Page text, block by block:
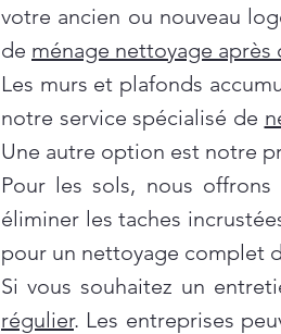
votre ancien ou nouveau
de ménage nettoyage après
Les murs et plafonds
notre service spécialisé de
Une autre option est notre
Pour les sols, nous
éliminer les taches
pour un nettoyage complet
Si vous souhaitez un
régulier. Les entreprises